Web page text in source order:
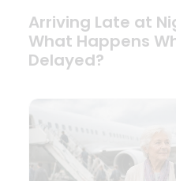
Arriving Late at
What Happens
Delayed?